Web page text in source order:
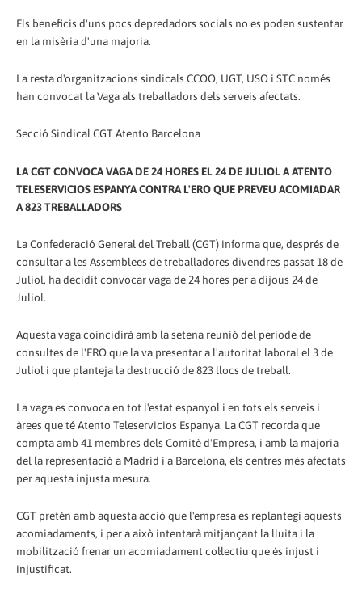
Els beneficis d'uns pocs depredadors socials no es poden sustentar
en la misèria d'una majoria.
La resta d'organitzacions sindicals CCOO, UGT, USO i STC només
han convocat la Vaga als treballadors dels serveis afectats.
Secció Sindical CGT Atento Barcelona
LA CGT CONVOCA VAGA DE 24 HORES EL 24 DE JULIOL A ATENTO
TELESERVICIOS ESPANYA CONTRA L'ERO QUE PREVEU ACOMIADAR
A 823 TREBALLADORS
La Confederació General del Treball (CGT) informa que, després de
consultar a les Assemblees de treballadores divendres passat 18 de
Juliol, ha decidit convocar vaga de 24 hores per a dijous 24 de
Juliol.
Aquesta vaga coincidirà amb la setena reunió del període de
consultes de l'ERO que la va presentar a l'autoritat laboral el 3 de
Juliol i que planteja la destrucció de 823 llocs de treball.
La vaga es convoca en tot l'estat espanyol i en tots els serveis i
àrees que té Atento Teleservicios Espanya. La CGT recorda que
compta amb 41 membres dels Comitè d'Empresa, i amb la majoria
del la representació a Madrid i a Barcelona, els centres més afectats
per aquesta injusta mesura.
CGT pretén amb aquesta acció que l'empresa es replantegi aquests
acomiadaments, i per a això intentarà mitjançant la lluita i la
mobilització frenar un acomiadament col·lectiu que és injust i
injustificat.